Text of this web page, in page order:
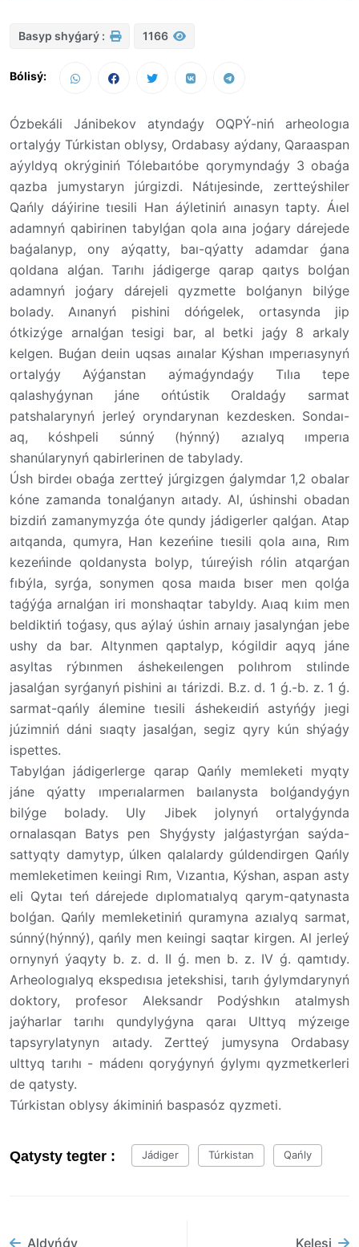
Basyp shyǵarý : 1166
Bólisý:
Ózbekáli Jánibekov atyndaǵy OQPÝ-niń arheologıa
ortalyǵy Túrkistan oblysy, Ordabasy aýdany, Qaraaspan
aýyldyq okrýginiń Tólebaıtóbe qorymyndaǵy 3 obaǵa
qazba jumystaryn júrgizdi. Nátıjesinde, zertteýshiler
Qańly dáýirine tıesili Han áýletiniń aınasyn tapty. Áıel
adamnyń qabirinen tabylǵan qola aına joǵary dárejede
baǵalanyp, ony aýqatty, baı-qýatty adamdar ǵana
qoldana alǵan. Tarıhı jádigerge qarap qaıtys bolǵan
adamnyń joǵary dárejeli qyzmette bolǵanyn bilýge
bolady. Aınanyń pishini dóńgelek, ortasynda jip
ótkizýge arnalǵan tesigi bar, al betki jaǵy 8 arkaly
kelgen. Buǵan deıin uqsas aınalar Kýshan ımperıasynyń
ortalyǵy Aýǵanstan aýmaǵyndaǵy Tılıa tepe
qalashyǵynan jáne ońtústik Oraldaǵy sarmat
patshalarynyń jerleý oryndarynan kezdesken. Sondaı-
aq, kóshpeli súnný (hýnný) azıalyq ımperıa
shanúlarynyń qabirlerinen de tabylady.
Úsh birdeı obaǵa zertteý júrgizgen ǵalymdar 1,2 obalar
kóne zamanda tonalǵanyn aıtady. Al, úshinshi obadan
bizdiń zamanymyzǵa óte qundy jádigerler qalǵan. Atap
aıtqanda, qumyra, Han kezeńine tıesili qola aına, Rım
kezeńinde qoldanysta bolyp, túıreýish rólin atqarǵan
fıbýla, syrǵa, sonymen qosa maıda bıser men qolǵa
taǵýǵa arnalǵan iri monshaqtar tabyldy. Aıaq kıim men
beldiktiń toǵasy, qus aýlaý úshin arnaıy jasalynǵan jebe
ushy da bar. Altynmen qaptalyp, kógildir aqyq jáne
asyltas rýbınmen áshekeılengen polıhrom stılinde
jasalǵan syrǵanyń pishini aı tárizdi. B.z. d. 1 ǵ.-b. z. 1 ǵ.
sarmat-qańly álemine tıesili áshekeıdiń astyńǵy jıegi
júzimniń dáni sıaqty jasalǵan, segiz qyry kún shýaǵy
ispettes.
Tabylǵan jádigerlerge qarap Qańly memleketi myqty
jáne qýatty ımperıalarmen baılanysta bolǵandyǵyn
bilýge bolady. Uly Jibek jolynyń ortalyǵynda
ornalasqan Batys pen Shyǵysty jalǵastyrǵan saýda-
sattyqty damytyp, úlken qalalardy gúldendirgen Qańly
memleketimen keıingi Rım, Vızantıa, Kýshan, aspan asty
eli Qytaı teń dárejede dıplomatıalyq qarym-qatynasta
bolǵan. Qańly memleketiniń quramyna azıalyq sarmat,
súnný(hýnný), qańly men keıingi saqtar kirgen. Al jerleý
ornynyń ýaqyty b. z. d. II ǵ. men b. z. IV ǵ. qamtıdy.
Arheologıalyq ekspedısıa jetekshisi, tarıh ǵylymdarynyń
doktory, profesor Aleksandr Podýshkın atalmysh
jaýharlar tarıhı qundylyǵyna qaraı Ulttyq mýzeıge
tapsyrylatynyn aıtady. Zertteý jumysyna Ordabasy
ulttyq tarıhı - mádenı qoryǵynyń ǵylymı qyzmetkerleri
de qatysty.
Túrkistan oblysy ákiminiń baspasóz qyzmeti.
Qatysty tegter : Jádiger Túrkistan Qańly
Aldyńǵy Kelesi